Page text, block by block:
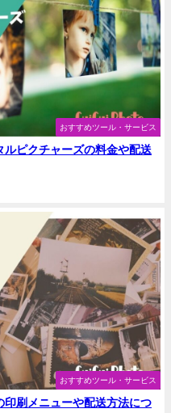
おすすめツール・サービス
ルピクチャーズの料金や配送
おすすめツール・サービス
印刷メニューや配送方法につ